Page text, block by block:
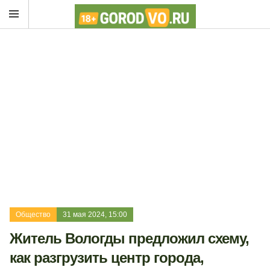
Общество 31 мая 2024, 15:00
Житель Вологды предложил схему,
как разгрузить центр города,